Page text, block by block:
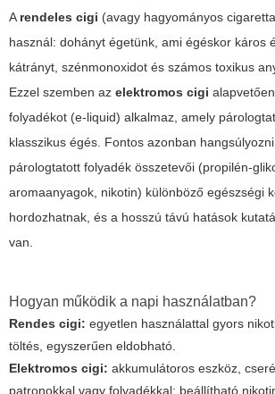
A rendeles cigi (avagy hagyományos
használ: dohányt égetünk, ami égéskor káros
kátrányt, szénmonoxidot és számos toxikus
Ezzel szemben az elektromos cigi
folyadékot (e-liquid) alkalmaz, amely
klasszikus égés. Fontos azonban
párologtatott folyadék összetevői (propilén-
aromaanyagok, nikotin) különböző egészségi
hordozhatnak, és a hosszú távú hatások
van.
Hogyan működik a napi használatban?
Rendes cigi: egyetlen használattal gyors
töltés, egyszerűen eldobható.
Elektromos cigi: akkumulátoros eszköz,
patronokkal vagy folyadékkal; beállítható